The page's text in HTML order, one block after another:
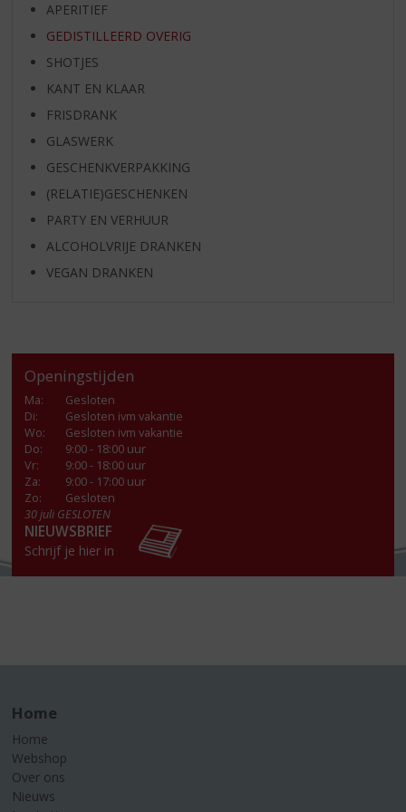
APERITIEF
GEDISTILLEERD OVERIG
SHOTJES
KANT EN KLAAR
FRISDRANK
GLASWERK
GESCHENKVERPAKKING
(RELATIE)GESCHENKEN
PARTY EN VERHUUR
ALCOHOLVRIJE DRANKEN
VEGAN DRANKEN
Openingstijden
Ma:
Gesloten
Di:
Gesloten ivm vakantie
Wo:
Gesloten ivm vakantie
Do:
9:00 - 18:00 uur
Vr:
9:00 - 18:00 uur
Za:
9:00 - 17:00 uur
Zo:
Gesloten
30 juli GESLOTEN
NIEUWSBRIEF
Schrijf je hier in
Home
Home
Webshop
Over ons
Nieuws